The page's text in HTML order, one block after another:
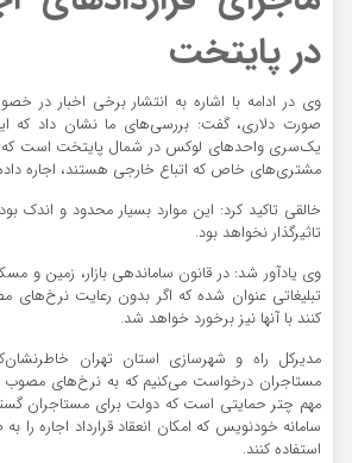
در پایتخت
وی در ادامه با اشاره به انتشار برخی اخبار در
صورت دلاری، گفت: بررسی‌های ما نشان داد که
یک‌سری واحدهای لوکس در شمال پایتخت است که
مشتری‌های خاص که اتباع خارجی هستند، اجاره
خالقی تاکید کرد: این موارد بسیار محدود و اندک
تاثیرگذار نخواهد بود.
وی یادآور شد: در قانون ساماندهی بازار، زمین
تبلیغاتی عنوان شده که اگر بدون رعایت نرخ‌های
کنند با آنها نیز برخورد خواهد شد.
مدیرکل راه و شهرسازی استان تهران
مستاجران درخواست می‌کنیم که به نرخ‌های مصوب
مهم چتر حمایتی است که دولت برای مستاجران
سامانه خودنویس که امکان انعقاد قرارداد اجاره را
استفاده کنند.